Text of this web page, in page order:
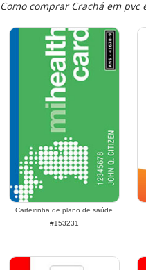
Como comprar Crachá em pvc
Carteirinha de plano de saúde
#153231